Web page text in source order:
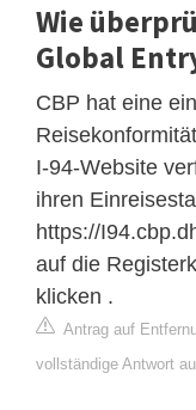
Wie
Global
CBP hat eine
I-94-Website
ihren
https://
auf die
klicken .
Antrag auf
vollständige Antwort